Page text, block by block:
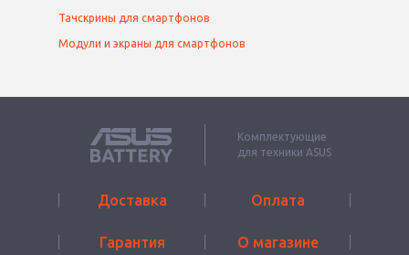
Тачскрины для смартфонов
Модули и экраны для смартфонов
Комплектующие
для техники ASUS
Доставка Оплата
Гарантия О магазине